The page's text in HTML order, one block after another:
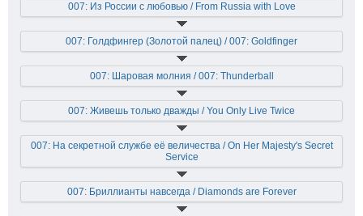
007: Из России с любовью / From Russia with Love
007: Голдфингер (Золотой палец) / 007: Goldfinger
007: Шаровая молния / 007: Thunderball
007: Живешь только дважды / You Only Live Twice
007: На секретной службе её величества / On Her Majesty's Secret
Service
007: Бриллианты навсегда / Diamonds are Forever